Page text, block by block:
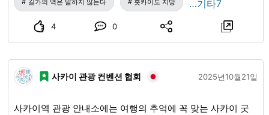
길가의 역은 말하지 않는다 홋카이도 지방 …기타7
4 0
사카이 관광 컨벤션 협회 2025년10월21일
사카이역 관광 안내소에는 여행의 추억에 꼭 맞는 사카이 굿